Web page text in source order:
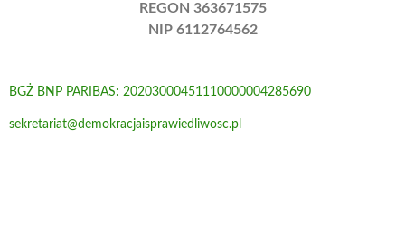
REGON 363671575
NIP 6112764562
BGŻ BNP PARIBAS: 20203000451110000004285690
sekretariat@demokracjaisprawiedliwosc.pl